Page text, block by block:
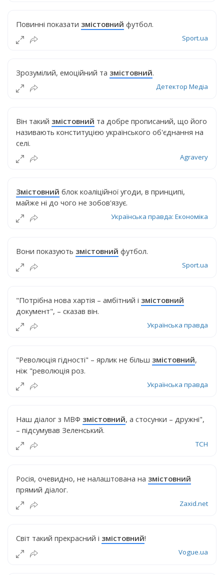
Повинні показати змістовний футбол.
Sport.ua
Зрозумілий, емоційний та змістовний.
Детектор Медіа
Він такий змістовний та добре прописаний, що його
називають конституцією українського об'єднання на
селі.
Agravery
Змістовний блок коаліційної угоди, в принципі,
майже ні до чого не зобов'язує.
Українська правда: Економіка
Вони показують змістовний футбол.
Sport.ua
"Потрібна нова хартія – амбітний і змістовний
документ", – сказав він.
Українська правда
"Революція гідності" – ярлик не більш змістовний,
ніж "революція роз.
Українська правда
Наш діалог з МВФ змістовний, а стосунки – дружні",
– підсумував Зеленський.
ТСН
Росія, очевидно, не налаштована на змістовний
прямий діалог.
Zaxid.net
Світ такий прекрасний і змістовний!
Vogue.ua